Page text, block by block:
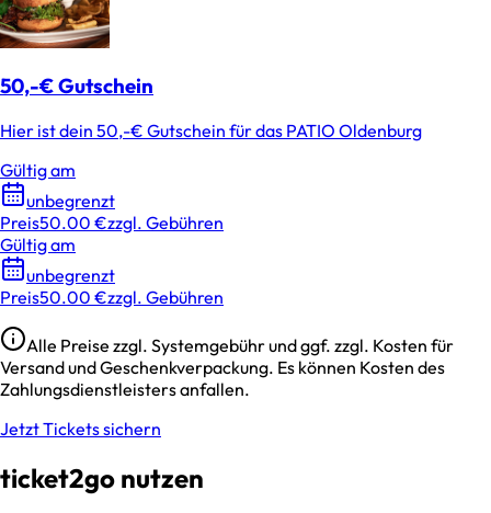
50,-€ Gutschein
Hier ist dein 50,-€ Gutschein für das PATIO Oldenburg
Gültig am
unbegrenzt
Preis50.00 €zzgl. Gebühren
Gültig am
unbegrenzt
Preis50.00 €zzgl. Gebühren
Alle Preise zzgl. Systemgebühr und ggf. zzgl. Kosten für
Versand und Geschenkverpackung. Es können Kosten des
Zahlungsdienstleisters anfallen.
Jetzt Tickets sichern
ticket2go nutzen